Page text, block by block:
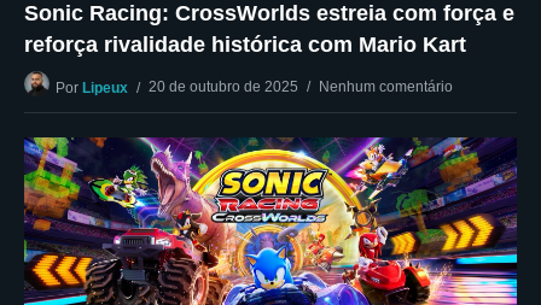
Sonic Racing: CrossWorlds estreia com força e
reforça rivalidade histórica com Mario Kart
Por Lipeux 20 de outubro de 2025 Nenhum comentário